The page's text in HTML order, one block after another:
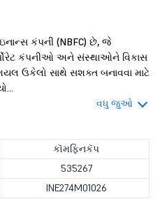
કંપની (NBFC) છે, જે
કંપનીઓ અને સંસ્થાઓને વિકાસ
ઉકેલો સાથે સશક્ત બનાવવા માટે
વધુ જુઓ
કૉમફિનકૅપ
535267
INE274M01026